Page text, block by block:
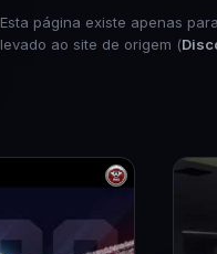
Esta página existe apenas
levado ao site de origem (